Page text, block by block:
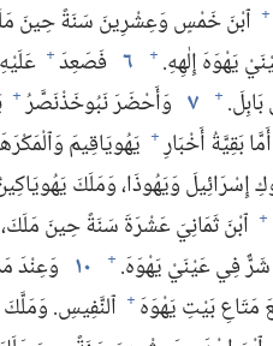
+ ٱبْنَ خَمْسٍ وَعِشْرِينَ سَنَةً حِينَ
يَهْوَهَ إِلٰهِهِ.‏ + ٦ فَصَعِدَ+
+ ٧ وَأَحْضَرَ نَبُوخَذْنَصَّرُ+
أَمَّا بَقِيَّةُ أَخْبَارِ+ يَهُويَاقِيمَ
إِسْرَائِيلَ وَيَهُوذَا،‏ وَمَلَكَ
+ ٱبْنَ ثَمَانِيَ عَشْرَةَ سَنَةً حِينَ
فِي عَيْنَيْ يَهْوَهَ.‏ + ١٠ وَعِنْدَ
مَتَاعِ بَيْتِ يَهْوَهَ + ٱلنَّفِيسِ.‏